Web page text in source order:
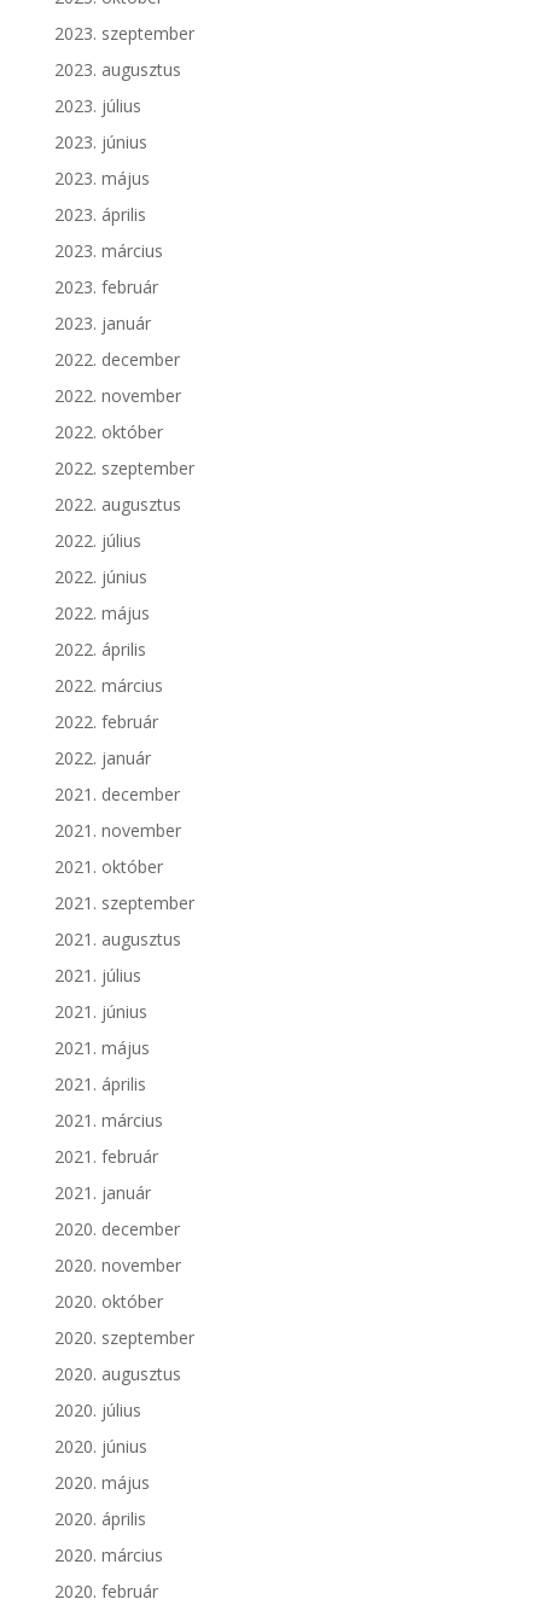
2023. szeptember
2023. augusztus
2023. július
2023. június
2023. május
2023. április
2023. március
2023. február
2023. január
2022. december
2022. november
2022. október
2022. szeptember
2022. augusztus
2022. július
2022. június
2022. május
2022. április
2022. március
2022. február
2022. január
2021. december
2021. november
2021. október
2021. szeptember
2021. augusztus
2021. július
2021. június
2021. május
2021. április
2021. március
2021. február
2021. január
2020. december
2020. november
2020. október
2020. szeptember
2020. augusztus
2020. július
2020. június
2020. május
2020. április
2020. március
2020. február